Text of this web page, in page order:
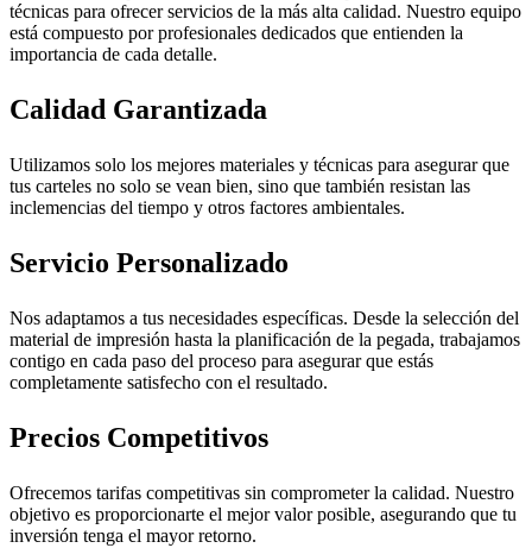
técnicas para ofrecer servicios de la más alta calidad. Nuestro equipo
está compuesto por profesionales dedicados que entienden la
importancia de cada detalle.
Calidad Garantizada
Utilizamos solo los mejores materiales y técnicas para asegurar que
tus carteles no solo se vean bien, sino que también resistan las
inclemencias del tiempo y otros factores ambientales.
Servicio Personalizado
Nos adaptamos a tus necesidades específicas. Desde la selección del
material de impresión hasta la planificación de la pegada, trabajamos
contigo en cada paso del proceso para asegurar que estás
completamente satisfecho con el resultado.
Precios Competitivos
Ofrecemos tarifas competitivas sin comprometer la calidad. Nuestro
objetivo es proporcionarte el mejor valor posible, asegurando que tu
inversión tenga el mayor retorno.